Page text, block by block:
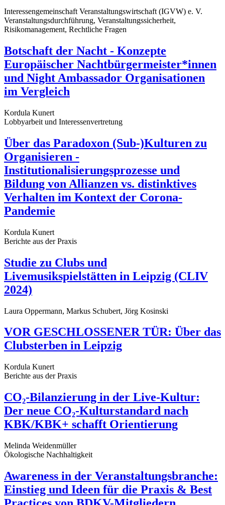
Interessengemeinschaft Veranstaltungswirtschaft (IGVW) e. V.
Veranstaltungsdurchführung, Veranstaltungssicherheit,
Risikomanagement, Rechtliche Fragen
Botschaft der Nacht - Konzepte
Europäischer Nachtbürgermeister*innen
und Night Ambassador Organisationen
im Vergleich
Kordula Kunert
Lobbyarbeit und Interessenvertretung
Über das Paradoxon (Sub-)Kulturen zu
Organisieren -
Institutionalisierungsprozesse und
Bildung von Allianzen vs. distinktives
Verhalten im Kontext der Corona-
Pandemie
Kordula Kunert
Berichte aus der Praxis
Studie zu Clubs und
Livemusikspielstätten in Leipzig (CLIV
2024)
Laura Oppermann, Markus Schubert, Jörg Kosinski
VOR GESCHLOSSENER TÜR: Über das
Clubsterben in Leipzig
Kordula Kunert
Berichte aus der Praxis
CO₂-Bilanzierung in der Live-Kultur:
Der neue CO₂-Kulturstandard nach
KBK/KBK+ schafft Orientierung
Melinda Weidenmüller
Ökologische Nachhaltigkeit
Awareness in der Veranstaltungsbranche:
Einstieg und Ideen für die Praxis & Best